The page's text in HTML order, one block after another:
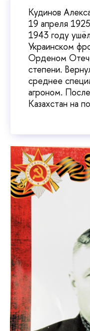
Кудинов
19 апреля
1943 году
Украинском
Орденом
степени.
среднее
агроном.
Казахстан на